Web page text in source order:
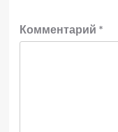
Комментарий *